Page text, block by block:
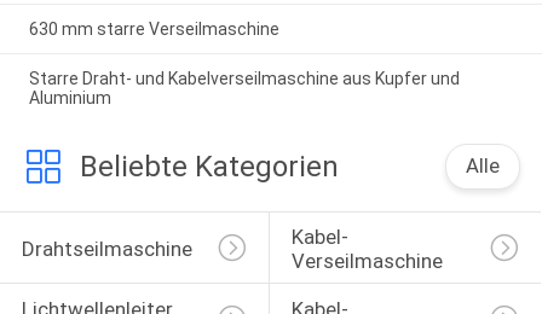
630 mm starre Verseilmaschine
Starre Draht- und Kabelverseilmaschine aus Kupfer und
Aluminium
Beliebte Kategorien Alle
Drahtseilmaschine
Kabel-
Verseilmaschine